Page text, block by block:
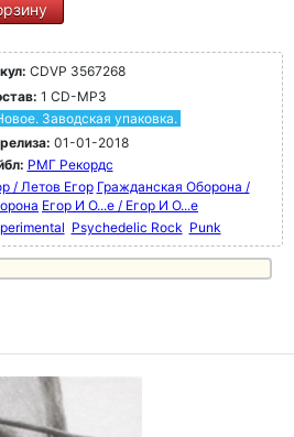
CDVP 3567268
1 CD-MP3
Заводская упаковка.
01-01-2018
РМГ Рекордс
/ Летов Егор Гражданская Оборона /
Егор И О...е / Егор И О...е
Psychedelic Rock Punk